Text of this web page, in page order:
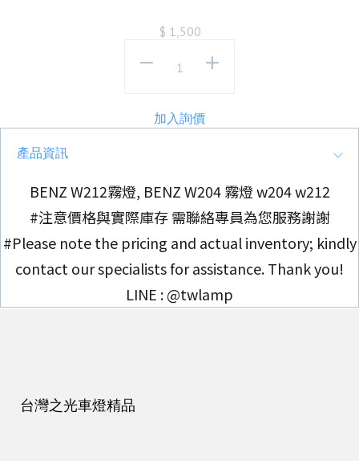
$ 1,500
加入詢價
產品資訊
BENZ W212霧燈, BENZ W204 霧燈 w204 w212
#注意價格與實際庫存 需聯絡專員為您服務謝謝
#Please note the pricing and actual inventory; kindly
contact our specialists for assistance. Thank you!
LINE : @twlamp
台灣之光車燈精品